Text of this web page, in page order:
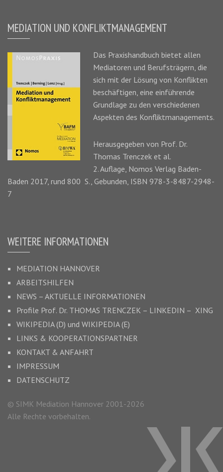
MEDIATION UND KONFLIKTMANAGEMENT
Das Praxishandbuch bietet allen
Mediatoren und Berufsträgern, die
sich mit der Lösung von Konflikten
beschäftigen, eine einführende
Grundlage zu den verschiedenen
Aspekten des Konfliktmanagements.
Herausgegeben von Prof. Dr.
Thomas Trenczek et al.
2. Auflage, Nomos Verlag Baden-
Baden 2017, rund 800 S., Gebunden, ISBN 978-3-8487-2948-
7
WEITERE INFORMATIONEN
MEDIATION HANNOVER
ARBEITSHILFEN
NEWS – AKTUELLE INFORMATIONEN
Profile Prof. Dr. THOMAS TRENCZEK – LINKEDIN – XING
WIKIPEDIA (D) und WIKIPEDIA (E)
LINKS & KOOPERATIONSPARTNER
KONTAKT & ANFAHRT
IMPRESSUM
DATENSCHUTZ
© SIMK Mediation Hannover 2001-2026
Alle Rechte vorbehalten.